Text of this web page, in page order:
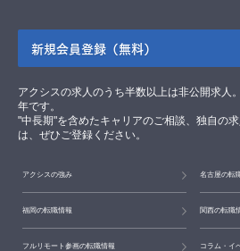
新規会員登録（無料）
アクシスの求人のうち半数以上は非公開求人
年です。
"中長期"を含めたキャリアのご相談、独自の
は、ぜひご登録ください。
アクシスの強み 名古屋の転
福岡の転職情報 関西の転職
フルリモート参画の転職情報 コラム・イ